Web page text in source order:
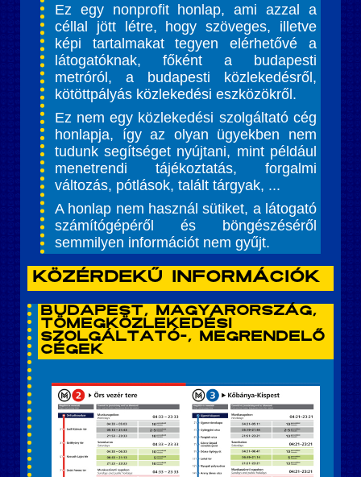
Ez egy nonprofit honlap, ami azzal a
céllal jött létre, hogy szöveges, illetve
képi tartalmakat tegyen elérhetővé a
látogatóknak, főként a budapesti
metróról, a budapesti közlekedésről,
kötöttpályás közlekedési eszközökről.
Ez nem egy közlekedési szolgáltató cég
honlapja, így az olyan ügyekben nem
tudunk segítséget nyújtani, mint például
menetrendi tájékoztatás, forgalmi
változás, pótlások, talált tárgyak, ...
A honlap nem használ sütiket, a látogató
számítógépéről és böngészéséről
semmilyen információt nem gyűjt.
Közérdekű információk
Budapest, Magyarország,
tömegközlekedési
szolgáltató-, megrendelő
cégek